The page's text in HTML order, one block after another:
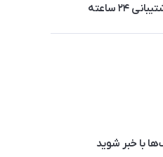
۲۴ ساعته
با‌ خبر شوید